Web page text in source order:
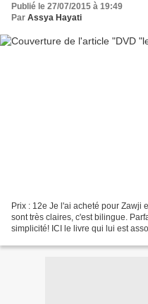
Publié le 27/07/2015 à 19:49
Par Assya Hayati
Prix : 12e Je l'ai acheté pour Zawji
sont très claires, c'est bilingue.
simplicité! ICI le livre qui lui est